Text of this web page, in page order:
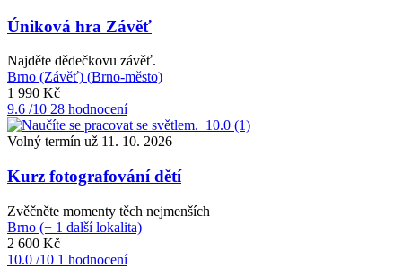
Úniková hra Závěť
Najděte dědečkovu závěť.
Brno (Závěť) (Brno-město)
1 990 Kč
9.6 /10 28 hodnocení
10.0 (1)
Volný termín už 11. 10. 2026
Kurz fotografování dětí
Zvěčněte momenty těch nejmenších
Brno (+ 1 další lokalita)
2 600 Kč
10.0 /10 1 hodnocení